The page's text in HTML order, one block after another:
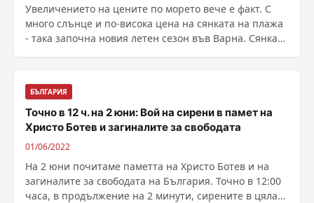
Увеличението на цените по морето вече е факт. С
много слънце и по-висока цена на сянката на плажа
- така започна новия летен сезон във Варна. Сянката
БЪЛГАРИЯ
Точно в 12 ч. на 2 юни: Вой на сирени в памет на
Христо Ботев и загиналите за свободата
01/06/2022
На 2 юни почитаме паметта на Христо Ботев и на
загиналите за свободата на България. Точно в 12:00
часа, в продължение на 2 минути, сирените в цялата